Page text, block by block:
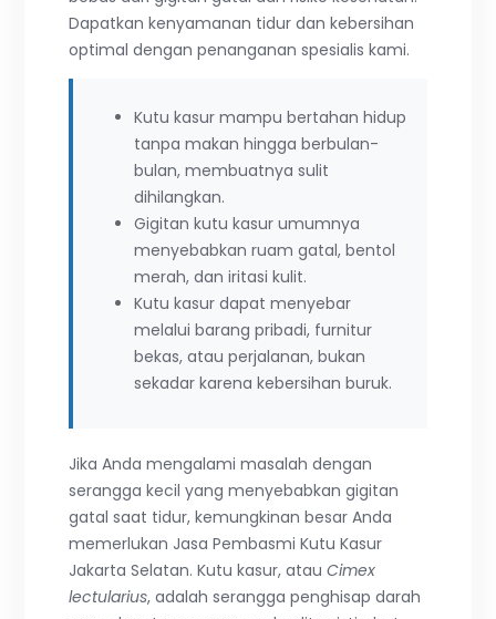
Dapatkan kenyamanan tidur dan kebersihan
optimal dengan penanganan spesialis kami.
Kutu kasur mampu bertahan hidup
tanpa makan hingga berbulan-
bulan, membuatnya sulit
dihilangkan.
Gigitan kutu kasur umumnya
menyebabkan ruam gatal, bentol
merah, dan iritasi kulit.
Kutu kasur dapat menyebar
melalui barang pribadi, furnitur
bekas, atau perjalanan, bukan
sekadar karena kebersihan buruk.
Jika Anda mengalami masalah dengan
serangga kecil yang menyebabkan gigitan
gatal saat tidur, kemungkinan besar Anda
memerlukan Jasa Pembasmi Kutu Kasur
Jakarta Selatan. Kutu kasur, atauCimex
lectularius, adalah serangga penghisap darah